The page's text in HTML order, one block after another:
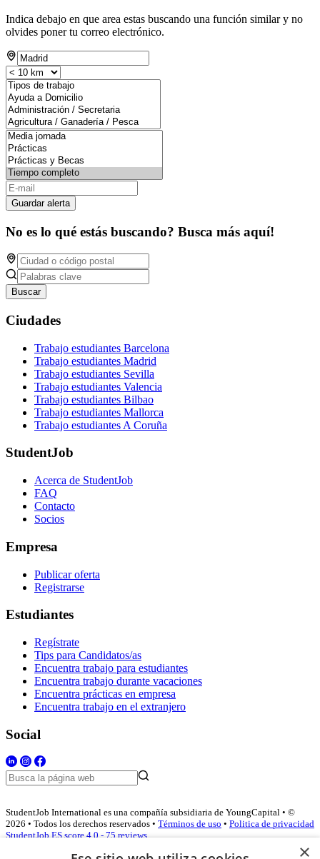
Indica debajo en que area estas buscando una función similar y no
olvides poner tu correo electrónico.
Guardar alerta
No es lo qué estás buscando? Busca más aquí!
Buscar
Ciudades
Trabajo estudiantes Barcelona
Trabajo estudiantes Madrid
Trabajo estudiantes Sevilla
Trabajo estudiantes Valencia
Trabajo estudiantes Bilbao
Trabajo estudiantes Mallorca
Trabajo estudiantes A Coruña
StudentJob
Acerca de StudentJob
FAQ
Contacto
Socios
Empresa
Publicar oferta
Registrarse
Estudiantes
Regístrate
Tips para Candidatos/as
Encuentra trabajo para estudiantes
Encuentra trabajo durante vacaciones
Encuentra prácticas en empresa
Encuentra trabajo en el extranjero
Social
StudentJob International es una compañía subsidiaria de YoungCapital • ©
2026 • Todos los derechos reservados • Términos de uso • Politica de privacidad
StudentJob ES score 4.0 - 75 reviews
×